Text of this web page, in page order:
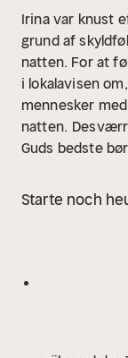
Irina var knust
grund af
natten. For at
i lokalavisen
mennesker
natten.
Guds bedste
Starte noch